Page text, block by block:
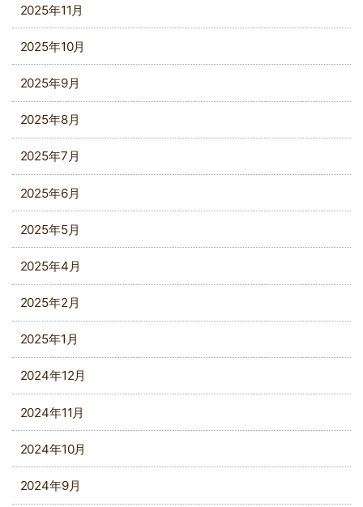
2025年11月
2025年10月
2025年9月
2025年8月
2025年7月
2025年6月
2025年5月
2025年4月
2025年2月
2025年1月
2024年12月
2024年11月
2024年10月
2024年9月